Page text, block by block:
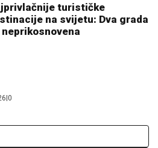
turističke
na svijetu: Dva grada
neprikosnovena
|0